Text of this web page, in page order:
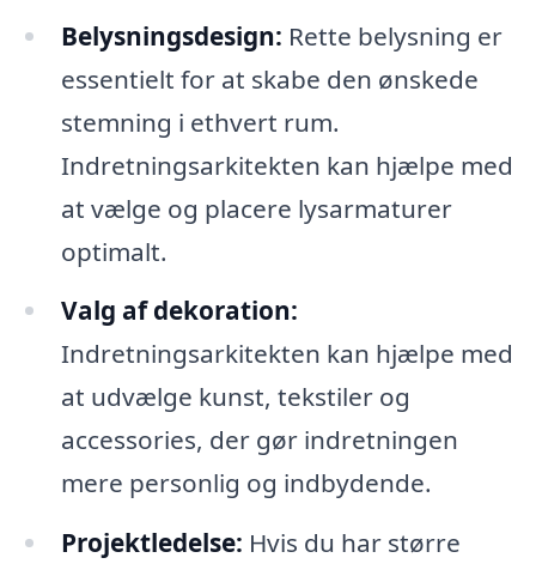
Belysningsdesign: Rette belysning er
essentielt for at skabe den ønskede
stemning i ethvert rum.
Indretningsarkitekten kan hjælpe med
at vælge og placere lysarmaturer
optimalt.
Valg af dekoration:
Indretningsarkitekten kan hjælpe med
at udvælge kunst, tekstiler og
accessories, der gør indretningen
mere personlig og indbydende.
Projektledelse: Hvis du har større